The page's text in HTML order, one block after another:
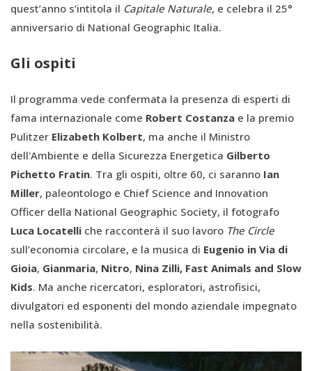
quest’anno s’intitola il Capitale Naturale, e celebra il 25°
anniversario di National Geographic Italia.
Gli ospiti
Il programma vede confermata la presenza di esperti di
fama internazionale come Robert Costanza e la premio
Pulitzer Elizabeth Kolbert, ma anche il Ministro
dell'Ambiente e della Sicurezza Energetica Gilberto
Pichetto Fratin. Tra gli ospiti, oltre 60, ci saranno Ian
Miller, paleontologo e Chief Science and Innovation
Officer della National Geographic Society, il fotografo
Luca Locatelli che racconterà il suo lavoro The Circle
sull’economia circolare, e la musica di Eugenio in Via di
Gioia, Gianmaria, Nitro, Nina Zilli, Fast Animals and Slow
Kids. Ma anche ricercatori, esploratori, astrofisici,
divulgatori ed esponenti del mondo aziendale impegnato
nella sostenibilità.